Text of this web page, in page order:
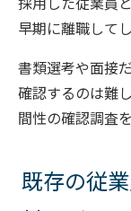
早期に離職して
書類選考や面接
確認するのは難
間性の確認調査
既存の従